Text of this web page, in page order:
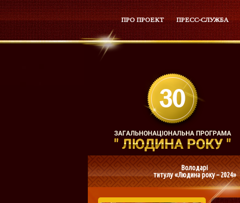
ПРО ПРОЕКТ ПРЕСС-СЛУЖБА
Володарі
титулу «Людина року – 2024»